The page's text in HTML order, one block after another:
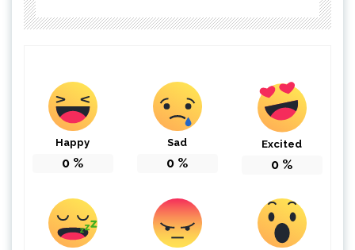
Happy
0 %
Sad
0 %
Excited
0 %